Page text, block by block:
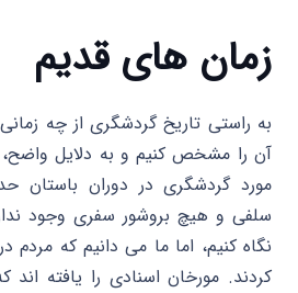
زمان های قدیم
به راستی تاریخ گردشگری از چه
آن را مشخص کنیم و به دلایل واضح،
مورد گردشگری در دوران
سلفی و هیچ بروشور سفری وجود
نگاه کنیم، اما ما می دانیم که مردم
کردند. مورخان اسنادی را یافته اند